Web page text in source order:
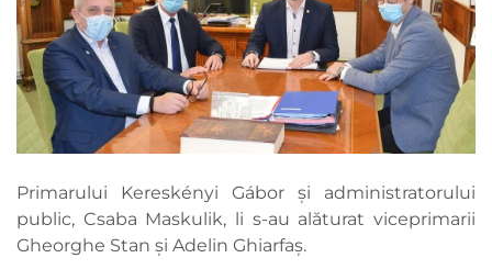
Primarului Kereskényi Gábor și administratorului
public, Csaba Maskulik, li s-au alăturat viceprimarii
Gheorghe Stan și Adelin Ghiarfaș.